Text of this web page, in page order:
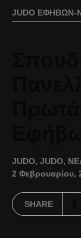
JUDO ΕΦΉΒΩΝ-
JUDO, JUDO,
2 Φεβρουαρίου,
SHARE